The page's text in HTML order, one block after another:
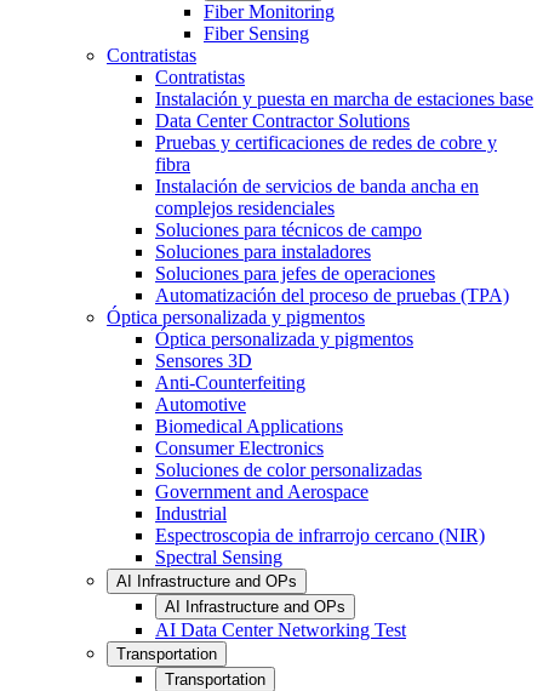
Fiber Monitoring
Fiber Sensing
Contratistas
Contratistas
Instalación y puesta en marcha de estaciones base
Data Center Contractor Solutions
Pruebas y certificaciones de redes de cobre y
fibra
Instalación de servicios de banda ancha en
complejos residenciales
Soluciones para técnicos de campo
Soluciones para instaladores
Soluciones para jefes de operaciones
Automatización del proceso de pruebas (TPA)
Óptica personalizada y pigmentos
Óptica personalizada y pigmentos
Sensores 3D
Anti-Counterfeiting
Automotive
Biomedical Applications
Consumer Electronics
Soluciones de color personalizadas
Government and Aerospace
Industrial
Espectroscopia de infrarrojo cercano (NIR)
Spectral Sensing
AI Infrastructure and OPs
AI Infrastructure and OPs
AI Data Center Networking Test
Transportation
Transportation